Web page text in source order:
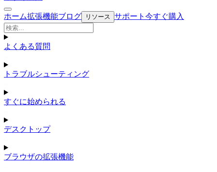
ホーム拡張機能ブログ リソース サポート 今すぐ購入
よくある質問
トラブルシューティング
すぐに始められる
デスクトップ
ブラウザの拡張機能